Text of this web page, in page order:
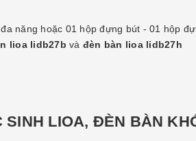
năng hoặc 01 hộp đựng bút - 01 hộp
lioa lidb27b và đèn bàn lioa lidb27h
LIOA, ĐÈN BÀN